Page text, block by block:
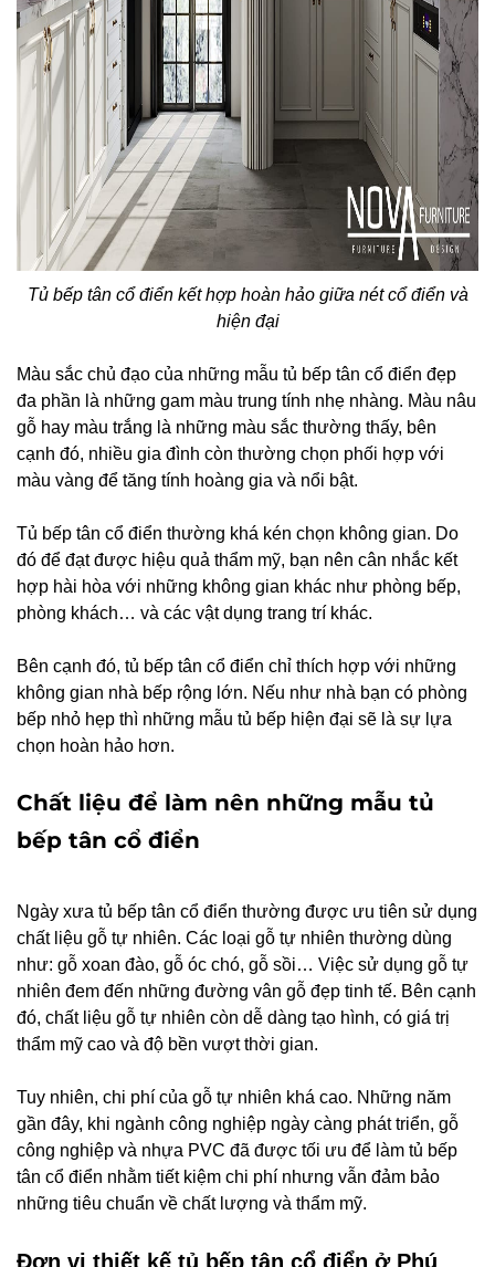
Tủ bếp tân cổ điển kết hợp hoàn hảo giữa nét cổ điển và
hiện đại
Màu sắc chủ đạo của những mẫu tủ bếp tân cổ điển đẹp
đa phần là những gam màu trung tính nhẹ nhàng. Màu nâu
gỗ hay màu trắng là những màu sắc thường thấy, bên
cạnh đó, nhiều gia đình còn thường chọn phối hợp với
màu vàng để tăng tính hoàng gia và nổi bật.
Tủ bếp tân cổ điển thường khá kén chọn không gian. Do
đó để đạt được hiệu quả thẩm mỹ, bạn nên cân nhắc kết
hợp hài hòa với những không gian khác như phòng bếp,
phòng khách… và các vật dụng trang trí khác.
Bên cạnh đó, tủ bếp tân cổ điển chỉ thích hợp với những
không gian nhà bếp rộng lớn. Nếu như nhà bạn có phòng
bếp nhỏ hẹp thì những mẫu tủ bếp hiện đại sẽ là sự lựa
chọn hoàn hảo hơn.
Chất liệu để làm nên những mẫu tủ
bếp tân cổ điển
Ngày xưa tủ bếp tân cổ điển thường được ưu tiên sử dụng
chất liệu gỗ tự nhiên. Các loại gỗ tự nhiên thường dùng
như: gỗ xoan đào, gỗ óc chó, gỗ sồi… Việc sử dụng gỗ tự
nhiên đem đến những đường vân gỗ đẹp tinh tế. Bên cạnh
đó, chất liệu gỗ tự nhiên còn dễ dàng tạo hình, có giá trị
thẩm mỹ cao và độ bền vượt thời gian.
Tuy nhiên, chi phí của gỗ tự nhiên khá cao. Những năm
gần đây, khi ngành công nghiệp ngày càng phát triển, gỗ
công nghiệp và nhựa PVC đã được tối ưu để làm tủ bếp
tân cổ điển nhằm tiết kiệm chi phí nhưng vẫn đảm bảo
những tiêu chuẩn về chất lượng và thẩm mỹ.
Đơn vị thiết kế tủ bếp tân cổ điển ở Phú